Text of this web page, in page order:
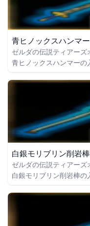
青ヒノックスハンマ
ゼルダの伝説ティアーズ
青ヒノックスハンマーの
の効果や攻撃力について
白銀モリブリン削岩
ゼルダの伝説ティアーズ
白銀モリブリン削岩棒の
の効果や攻撃力について